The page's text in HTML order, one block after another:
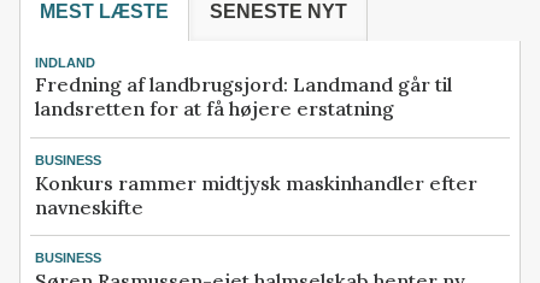
MEST LÆSTE SENESTE NYT
INDLAND
Fredning af landbrugsjord: Landmand går til
landsretten for at få højere erstatning
BUSINESS
Konkurs rammer midtjysk maskinhandler efter
navneskifte
BUSINESS